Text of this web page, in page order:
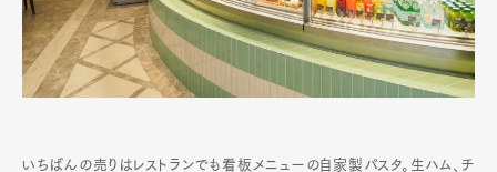
いちばんの売りはレストランでも看板メニューの自家製パスタ。生ハム、チ